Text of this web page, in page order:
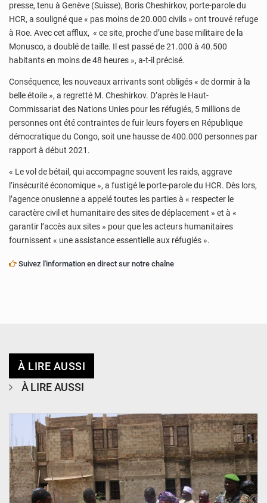
presse, tenu à Genève (Suisse), Boris Cheshirkov, porte-parole du
HCR, a souligné que « pas moins de 20.000 civils » ont trouvé refuge
à Roe. Avec cet afflux, « ce site, proche d’une base militaire de la
Monusco, a doublé de taille. Il est passé de 21.000 à 40.500
habitants en moins de 48 heures », a-t-il précisé.
Conséquence, les nouveaux arrivants sont obligés « de dormir à la
belle étoile », a regretté M. Cheshirkov. D’après le Haut-
Commissariat des Nations Unies pour les réfugiés, 5 millions de
personnes ont été contraintes de fuir leurs foyers en République
démocratique du Congo, soit une hausse de 400.000 personnes par
rapport à début 2021.
« Le vol de bétail, qui accompagne souvent les raids, aggrave
l’insécurité économique », a fustigé le porte-parole du HCR. Dès lors,
l’agence onusienne a appelé toutes les parties à « respecter le
caractère civil et humanitaire des sites de déplacement » et à «
garantir l’accès aux sites » pour que les acteurs humanitaires
fournissent « une assistance essentielle aux réfugiés ».
Suivez l'information en direct sur notre chaîne
À LIRE AUSSI
À LIRE AUSSI